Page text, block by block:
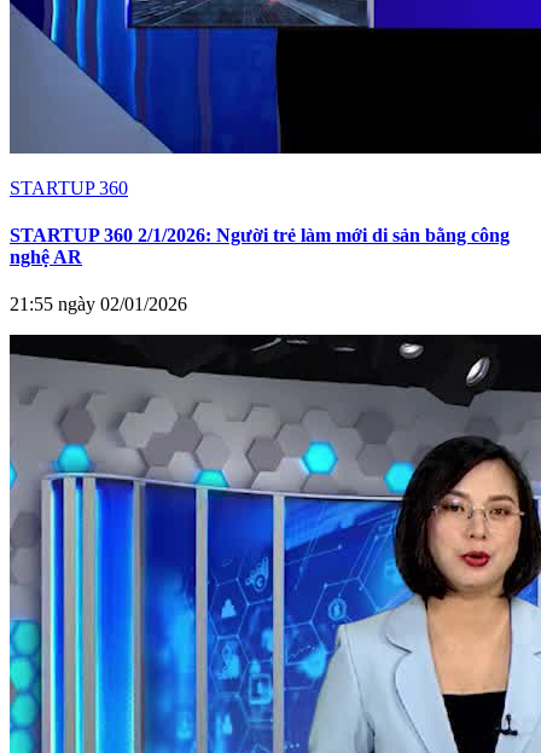
STARTUP 360
STARTUP 360 2/1/2026: Người trẻ làm mới di sản bằng công
nghệ AR
21:55 ngày 02/01/2026